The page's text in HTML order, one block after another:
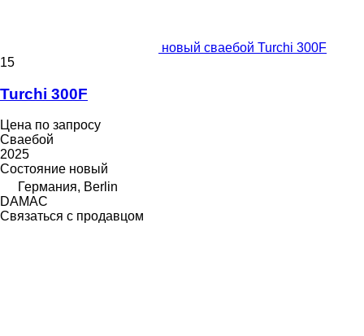
новый сваебой Turchi 300F
15
Turchi 300F
Цена по запросу
Сваебой
2025
Состояние новый
Германия, Berlin
DAMAC
Связаться с продавцом